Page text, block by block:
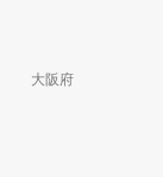
大阪府